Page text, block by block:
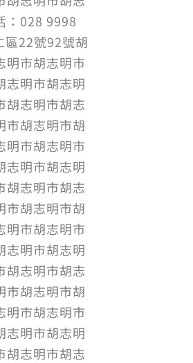
：028 9998
22號92號胡
明市胡志明市
志明市胡志明
胡志明市胡志
市胡志明市胡
明市胡志明市
志明市胡志明
胡志明市胡志
市胡志明市胡
明市胡志明市
志明市胡志明
胡志明市胡志
市胡志明市胡
明市胡志明市
志明市胡志明
胡志明市胡志